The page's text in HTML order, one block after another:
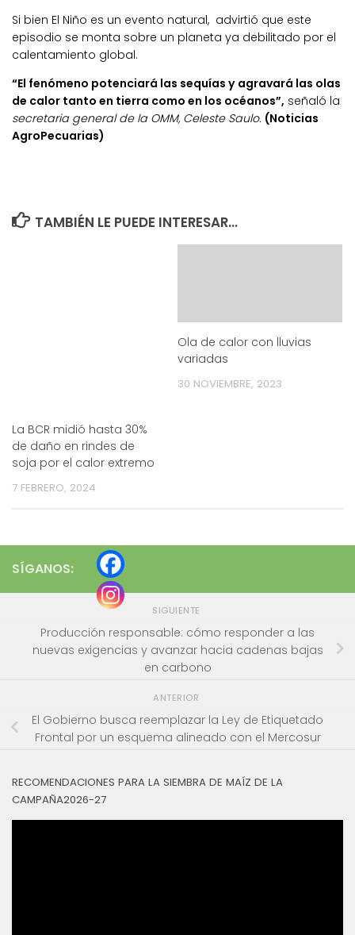
Si bien El Niño es un evento natural, advirtió que este
episodio se monta sobre un planeta ya debilitado por el
calentamiento global.
“El fenómeno potenciará las sequías y agravará las olas
de calor tanto en tierra como en los océanos”, señaló la
secretaria general de la OMM, Celeste Saulo. (Noticias
AgroPecuarias)
TAMBIÉN LE PUEDE INTERESAR...
La BCR midió hasta 30%
de daño en rindes de
soja por el calor extremo
7 FEBRERO, 2024
Ola de calor con lluvias
variadas
30 NOVIEMBRE, 2023
SÍGANOS:
SIGUIENTE
Producción responsable: cómo responder a las
nuevas exigencias y avanzar hacia cadenas bajas
en carbono
ANTERIOR
El Gobierno busca reemplazar la Ley de Etiquetado
Frontal por un esquema alineado con el Mercosur
RECOMENDACIONES PARA LA SIEMBRA DE MAÍZ DE LA
CAMPAÑA2026-27